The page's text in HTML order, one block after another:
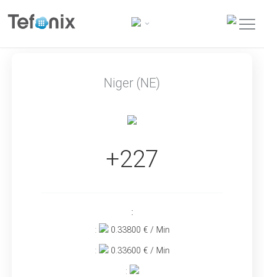
Niger (NE)
+227
:
:
0.33800 € / Min
: 0.33600 € / Min
: